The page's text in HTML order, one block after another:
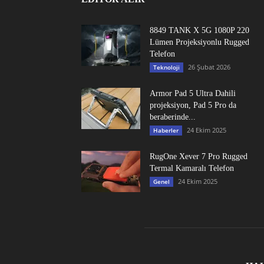
8849 TANK X 5G 1080P 220
Lümen Projeksiyonlu Rugged
Telefon
Teknoloji 26 Şubat 2026
Armor Pad 5 Ultra Dahili
projeksiyon, Pad 5 Pro da
beraberinde...
Haberler 24 Ekim 2025
RugOne Xever 7 Pro Rugged
Termal Kamaralı Telefon
Genel 24 Ekim 2025